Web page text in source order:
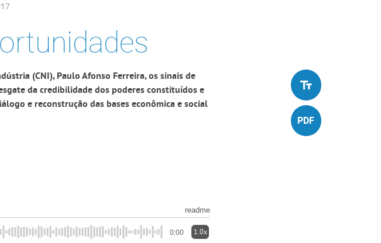
(CNI), Paulo Afonso Ferreira, os sinais de
da credibilidade dos poderes constituídos e
e reconstrução das bases econômica e social
readme
0:00 1.0x